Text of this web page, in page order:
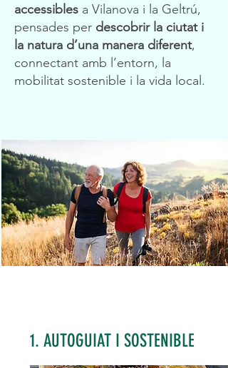
accessibles a Vilanova i la Geltrú,
pensades per descobrir la ciutat i
la natura d’una manera diferent,
connectant amb l’entorn, la
mobilitat sostenible i la vida local.
1. AUTOGUIAT I SOSTENIBLE